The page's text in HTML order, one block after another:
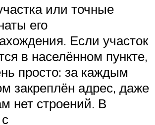
или точные
его
Если участок
в населённом пункте,
просто: за каждым
закреплён адрес, даже
нет строений. В